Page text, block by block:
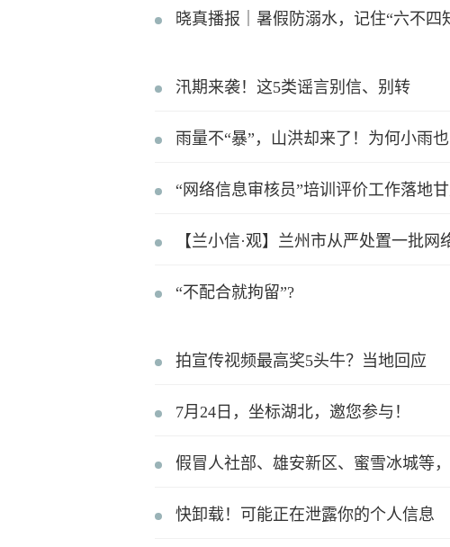
晓真播报｜暑假防溺水，记住“六不四
汛期来袭！这5类谣言别信、别转
雨量不“暴”，山洪却来了！为何小雨也
“网络信息审核员”培训评价工作落地
【兰小信·观】兰州市从严处置一批网
“不配合就拘留”?
拍宣传视频最高奖5头牛？当地回应
7月24日，坐标湖北，邀您参与！
假冒人社部、雄安新区、蜜雪冰城等，
快卸载！可能正在泄露你的个人信息